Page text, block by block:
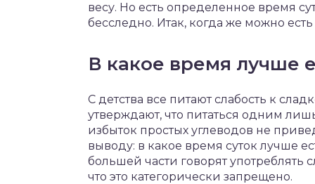
весу. Но есть определенное время
бесследно. Итак, когда же можно
В какое время лучше
С детства все питают слабость к
утверждают, что питаться одним
избыток простых углеводов не
выводу: в какое время суток лучше
большей части говорят употреблять
что это категорически запрещено.